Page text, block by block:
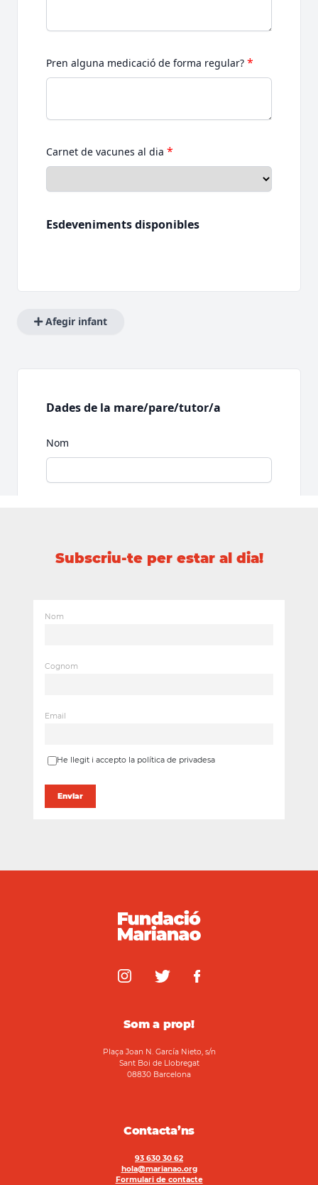
Subscriu-te per estar al dia!
Nom
Cognom
Email
He llegit i accepto la política de privadesa
Som a prop!
Plaça Joan N. García Nieto, s/n
Sant Boi de Llobregat
08830 Barcelona
Contacta’ns
93 630 30 62
hola@marianao.org
Formulari de contacte